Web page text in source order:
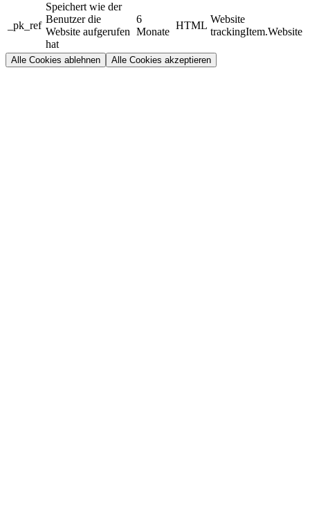
_pk_ref
Speichert wie der
Benutzer die
Website aufgerufen
hat
6
Monate
HTML
Website
trackingItem.Website
Alle Cookies ablehnen Alle Cookies akzeptieren